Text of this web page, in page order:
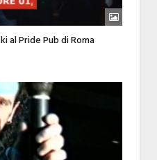
al Pride Pub di Roma